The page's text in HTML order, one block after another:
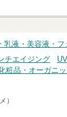
乳液・美容液・
チエイジング
粧品・オーガニ
）